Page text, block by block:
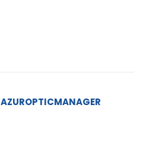
AZUROPTICMANAGER